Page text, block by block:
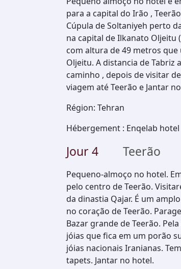
para a capital do Irão ,
Cúpula de Soltaniyeh perto
na capital de Ilkanato Oljeitu
com altura de 49 metros
Oljeitu. A distancia de Tabriz
caminho , depois de visitar
viagem até Teerão e Jantar
Région: Tehran
Hébergement : Enqelab hotel
Jour 4 Teerão
Pequeno-almoço no hotel.
pelo centro de Teerão.
da dinastia Qajar. É um
no coração de Teerão.
Bazar grande de Teerão.
jóias que fica em um porão
jóias nacionais Iranianas.
tapets. Jantar no hotel.